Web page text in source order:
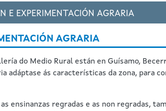
E EXPERIMENTACIÓN AGRARIA
AGRARIA
do Medio Rural están en Guísamo,
adáptase ás características da zona, para
ensinanzas regradas e as non regradas,